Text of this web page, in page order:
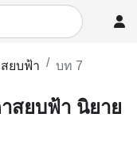
ยบฟ้า บท 7
สยบฟ้า นิยาย